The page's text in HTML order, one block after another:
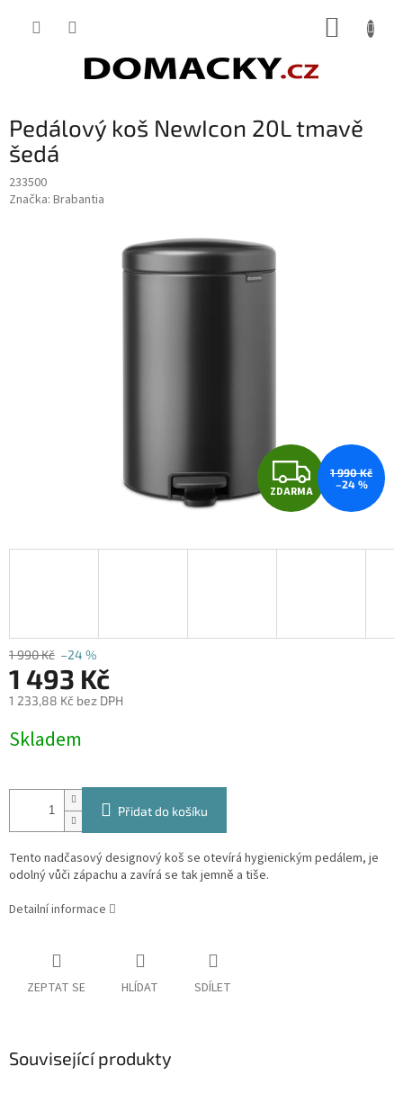
Pedálový koš NewIcon 20L tmavě
šedá
233500
Značka: Brabantia
Z
D
A
ZDARMA
1 990 Kč
–24 %
1 990 Kč –24 %
1 493 Kč
1 233,88 Kč bez DPH
cena:
Skladem
Přidat do košíku
Tento nadčasový designový koš se otevírá hygienickým pedálem, je
odolný vůči zápachu a zavírá se tak jemně a tiše.
Detailní informace
ZEPTAT SE HLÍDAT SDÍLET
Související produkty